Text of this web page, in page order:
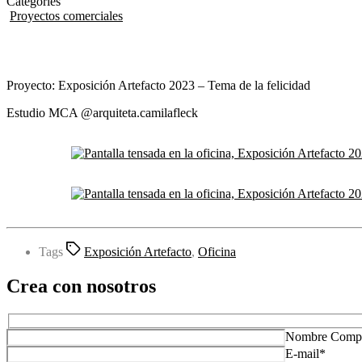
Proyectos comerciales
Proyecto: Exposición Artefacto 2023 – Tema de la felicidad
Estudio MCA @arquiteta.camilafleck
Tags Exposición Artefacto, Oficina
Crea con nosotros
Nombre
E-mail*